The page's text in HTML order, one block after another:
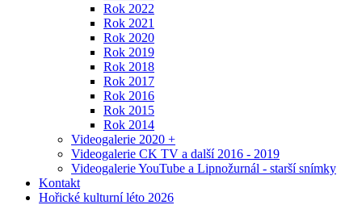
Rok 2022
Rok 2021
Rok 2020
Rok 2019
Rok 2018
Rok 2017
Rok 2016
Rok 2015
Rok 2014
Videogalerie 2020 +
Videogalerie CK TV a další 2016 - 2019
Videogalerie YouTube a Lipnožurnál - starší snímky
Kontakt
Hořické kulturní léto 2026